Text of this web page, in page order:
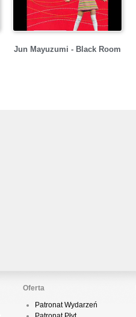
Jun Mayuzumi - Black Room
Oferta
Patronat Wydarzeń